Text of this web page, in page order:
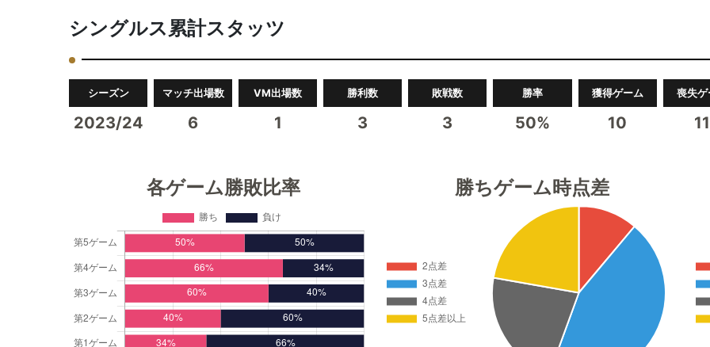
シングルス累計スタッツ
シーズン
2023/24
マッチ出場数
6
VM出場数
1
勝利数
3
敗戦数
3
勝率
50%
獲得ゲーム
10
喪失ゲ
11
各ゲーム勝敗比率 勝ちゲーム時点差